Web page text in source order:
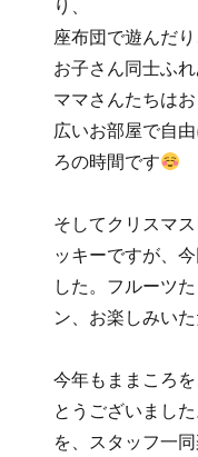
り、
座布団で遊んだり
お子さん同士ふれ
ママさんたちは
広いお部屋で自
ろの時間です
そしてクリスマ
ッキーですが、
した。フルーツ
ン、お楽しみい
今年もままころ
とうございまし
を、スタッフ一